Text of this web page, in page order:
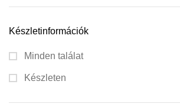
Készletinformációk
Minden találat
Készleten